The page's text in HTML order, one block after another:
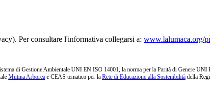
Per consultare l'informativa collegarsi a: www.lalumaca.org/
di Gestione Ambientale UNI EN ISO 14001, la norma per la Parità di Genere
Mutina Arborea e CEAS tematico per la Rete di Educazione alla Sostenibilità della